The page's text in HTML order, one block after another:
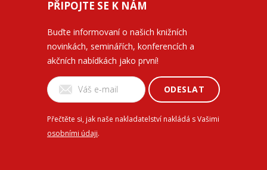
PŘIPOJTE SE K NÁM
Buďte informovaní o našich knižních
novinkách, seminářích, konferencích a
akčních nabídkách jako první!
ODESLAT
Přečtěte si, jak naše nakladatelství nakládá s Vašimi
osobními údaji.